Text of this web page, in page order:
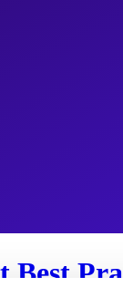
Best